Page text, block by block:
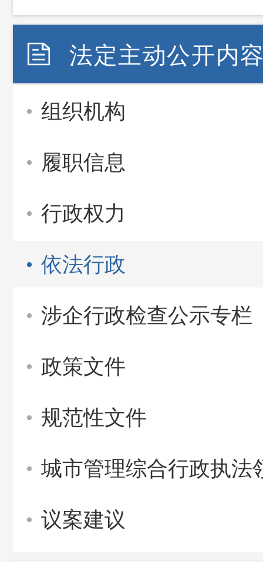
法定主动公开内
组织机构
履职信息
行政权力
依法行政
涉企行政检查公示专栏
政策文件
规范性文件
城市管理综合行政执法
议案建议